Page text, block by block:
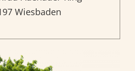
Wiesbaden